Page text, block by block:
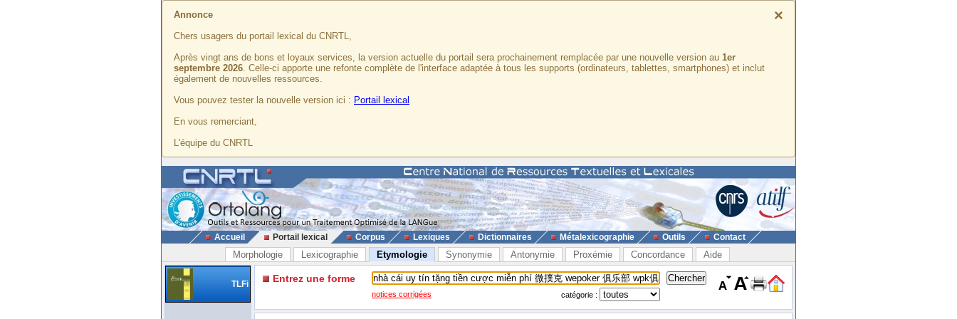
×
Annonce
Chers usagers du portail lexical du CNRTL,
Après vingt ans de bons et loyaux services, la version actuelle du portail sera prochainement remplacée par une nouvelle version au 1er
septembre 2026. Celle-ci apporte une refonte complète de l'interface adaptée à tous les supports (ordinateurs, tablettes, smartphones) et inclut
également de nouvelles ressources.
Vous pouvez tester la nouvelle version ici : Portail lexical
En vous remerciant,
L'équipe du CNRTL
Accueil Portail lexical Corpus Lexiques Dictionnaires Métalexicographie Outils Contact
Morphologie Lexicographie Etymologie Synonymie Antonymie Proxémie Concordance Aide
TLFi Entrez une forme
notices corrigées catégorie :